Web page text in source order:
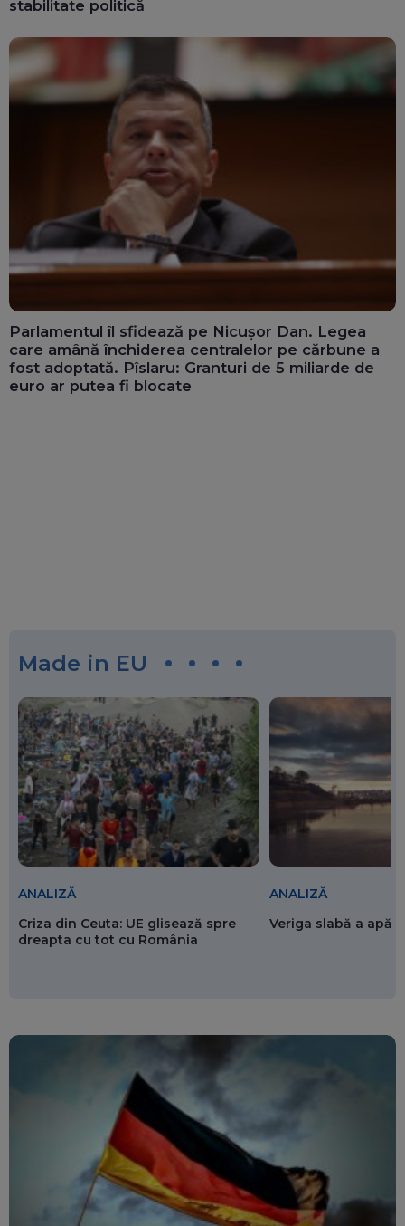
stabilitate politică
Parlamentul îl sfidează pe Nicușor Dan. Legea
care amână închiderea centralelor pe cărbune a
fost adoptată. Pîslaru: Granturi de 5 miliarde de
euro ar putea fi blocate
Made in EU
ANALIZĂ
Criza din Ceuta: UE glisează spre
dreapta cu tot cu România
ANALIZĂ
Veriga slabă a